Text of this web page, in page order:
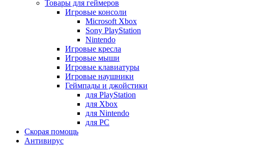
Товары для геймеров
Игровые консоли
Microsoft Xbox
Sony PlayStation
Nintendo
Игровые кресла
Игровые мыши
Игровые клавиатуры
Игровые наушники
Геймпады и джойстики
для PlayStation
для Xbox
для Nintendo
для PC
Скорая помощь
Антивирус